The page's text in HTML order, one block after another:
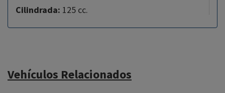
Cilindrada: 125 cc.
Vehículos Relacionados